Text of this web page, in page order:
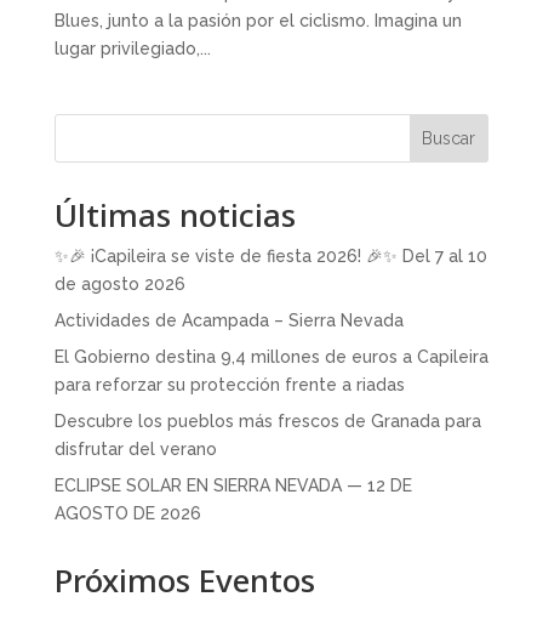
Blues, junto a la pasión por el ciclismo. Imagina un
lugar privilegiado,...
Buscar
Últimas noticias
✨🎉 ¡Capileira se viste de fiesta 2026! 🎉✨ Del 7 al 10
de agosto 2026
Actividades de Acampada – Sierra Nevada
El Gobierno destina 9,4 millones de euros a Capileira
para reforzar su protección frente a riadas
Descubre los pueblos más frescos de Granada para
disfrutar del verano
ECLIPSE SOLAR EN SIERRA NEVADA — 12 DE
AGOSTO DE 2026
Próximos Eventos